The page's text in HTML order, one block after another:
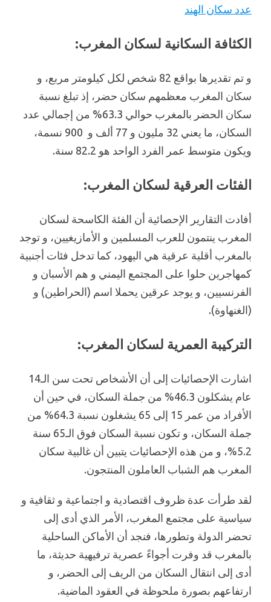
عدد سكان الهند
الكثافة السكانية لسكان المغرب:
و تم تقديرها بواقع 82 شخص لكل كيلومتر مربع، و
سكان المغرب معظمهم سكان حضر، إذ تبلغ نسبة
سكان الحضر بالمغرب حوالي 63.3% من إجمالي عدد
السكان، ما يعني 32 مليون و 77 ألف و 900 نسمة،
ويكون متوسط عمر الفرد الواحد هو 82.2 سنة.
الفئات العرقية لسكان المغرب:
أفادت التقارير الإحصائية أن الفئة الكاسحة لسكان
المغرب ينتمون للعرب المسلمين و الأمازيغيين، و توجد
بالمغرب أقلية عرقية هي اليهود، كما تدخل فئات أجنبية
كمهاجرين حلوا على المجتمع اليمني و هم الأسبان و
الفرنسيين، و يوجد عرقين يحملا اسم (الحراطين) و
(الغنهاوة).
التركيبة العمرية لسكان المغرب:
اشارت الإحصائيات إلى أن الأشخاص تحت سن الـ14
عام يشكلون 46.3% من جملة السكان، في حين أن
الأفراد من عمر 15 إلى 65 يشغلون نسبة 64.3% من
جملة السكان، و تكون نسبة السكان فوق الـ65 سنة
5.2%، و من هذه الإحصائيات يتبين أن غالبية سكان
المغرب هم الشباب العاملون المنتجون.
لقد طرأت عدة ظروف اقتصادية و اجتماعية و ثقافية و
سياسية على مجتمع المغرب، الأمر الذي أدى إلى
تحضر الدولة وتطورها، فنجد أن الأماكن الساحلية
بالمغرب قد وفرت أجواءً عصرية ترفيهية حديثة، ما
أدى إلى انتقال السكان من الريف إلى الحضر، و
ارتفاعهم بصورة ملحوظة في العقود الماضية.